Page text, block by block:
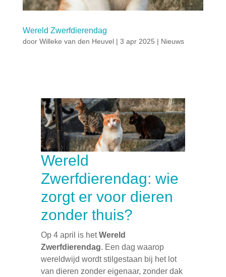
Wereld Zwerfdierendag
door Willeke van den Heuvel| 3 apr 2025 | Nieuws
Wereld
Zwerfdierendag: wie
zorgt er voor dieren
zonder thuis?
Op 4 april is hetWereld
Zwerfdierendag. Een dag waarop
wereldwijd wordt stilgestaan bij het lot
van dieren zonder eigenaar, zonder dak